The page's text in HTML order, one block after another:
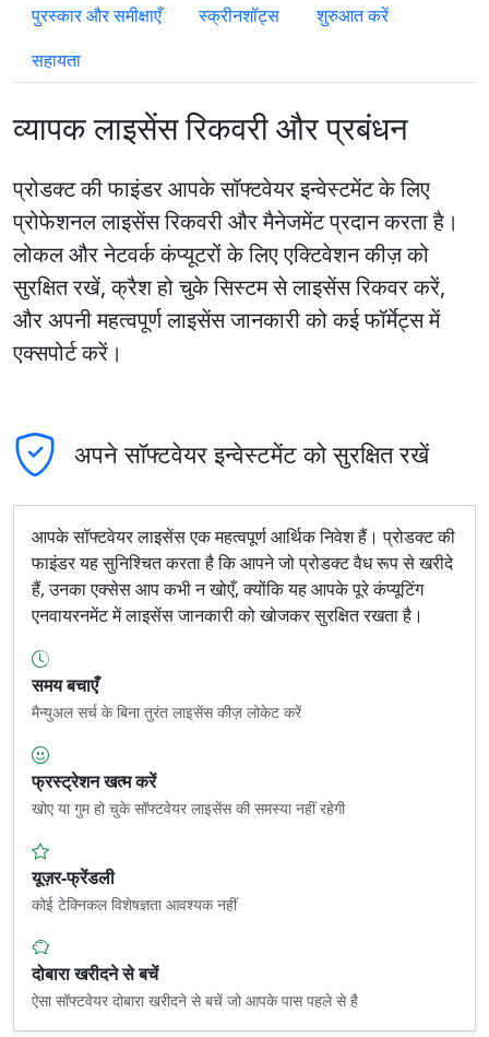
पुरस्कार और समीक्षाएँ
स्क्रीनशॉट्स
शुरुआत करें
सहायता
व्यापक लाइसेंस रिकवरी और प्रबंधन
प्रोडक्ट की फाइंडर आपके सॉफ्टवेयर इन्वेस्टमेंट के लिए
प्रोफेशनल लाइसेंस रिकवरी और मैनेजमेंट प्रदान करता है।
लोकल और नेटवर्क कंप्यूटरों के लिए एक्टिवेशन कीज़ को
सुरक्षित रखें, क्रैश हो चुके सिस्टम से लाइसेंस रिकवर करें,
और अपनी महत्वपूर्ण लाइसेंस जानकारी को कई फॉर्मेट्स में
एक्सपोर्ट करें।
अपने सॉफ्टवेयर इन्वेस्टमेंट को सुरक्षित रखें
आपके सॉफ्टवेयर लाइसेंस एक महत्वपूर्ण आर्थिक निवेश हैं। प्रोडक्ट की
फाइंडर यह सुनिश्चित करता है कि आपने जो प्रोडक्ट वैध रूप से खरीदे
हैं, उनका एक्सेस आप कभी न खोएँ, क्योंकि यह आपके पूरे कंप्यूटिंग
एनवायरनमेंट में लाइसेंस जानकारी को खोजकर सुरक्षित रखता है।
समय बचाएँ
मैन्युअल सर्च के बिना तुरंत लाइसेंस कीज़ लोकेट करें
फ्रस्ट्रेशन खत्म करें
खोए या गुम हो चुके सॉफ्टवेयर लाइसेंस की समस्या नहीं रहेगी
यूज़र-फ्रेंडली
कोई टेक्निकल विशेषज्ञता आवश्यक नहीं
दोबारा खरीदने से बचें
ऐसा सॉफ्टवेयर दोबारा खरीदने से बचें जो आपके पास पहले से है